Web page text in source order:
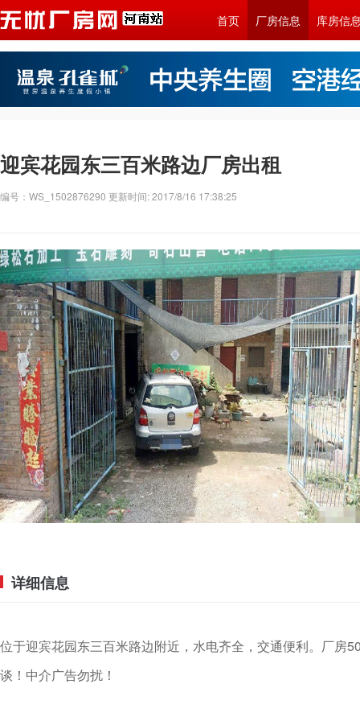
首页 厂房信息 库房信
迎宾花园东三百米路边厂房出租
编号：WS_1502876290 更新时间: 2017/8/16 17:38:25
详细信息
位于迎宾花园东三百米路边附近，水电齐全，交通便利。厂房
谈！中介广告勿扰！